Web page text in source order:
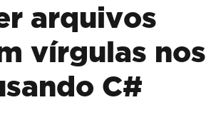
arquivos
vírgulas nos
C#